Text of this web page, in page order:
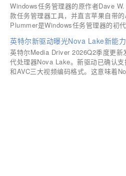
Windows任务管理器的原作者Dave
款任务管理器工具，并直言苹果自带
Plummer是Windows任务管理器的初
英特尔Media Driver 2026Q2季度更新
代处理器Nova Lake。新驱动已确认
和AVC三大视频编码格式。这意味着